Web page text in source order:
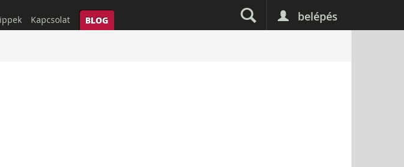
belépés
Kapcsolat BLOG